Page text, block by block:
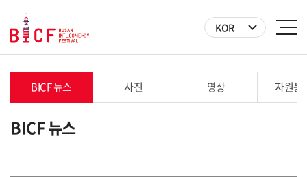
KOR
BICF 뉴스 사진 영상 자원봉
BICF 뉴스